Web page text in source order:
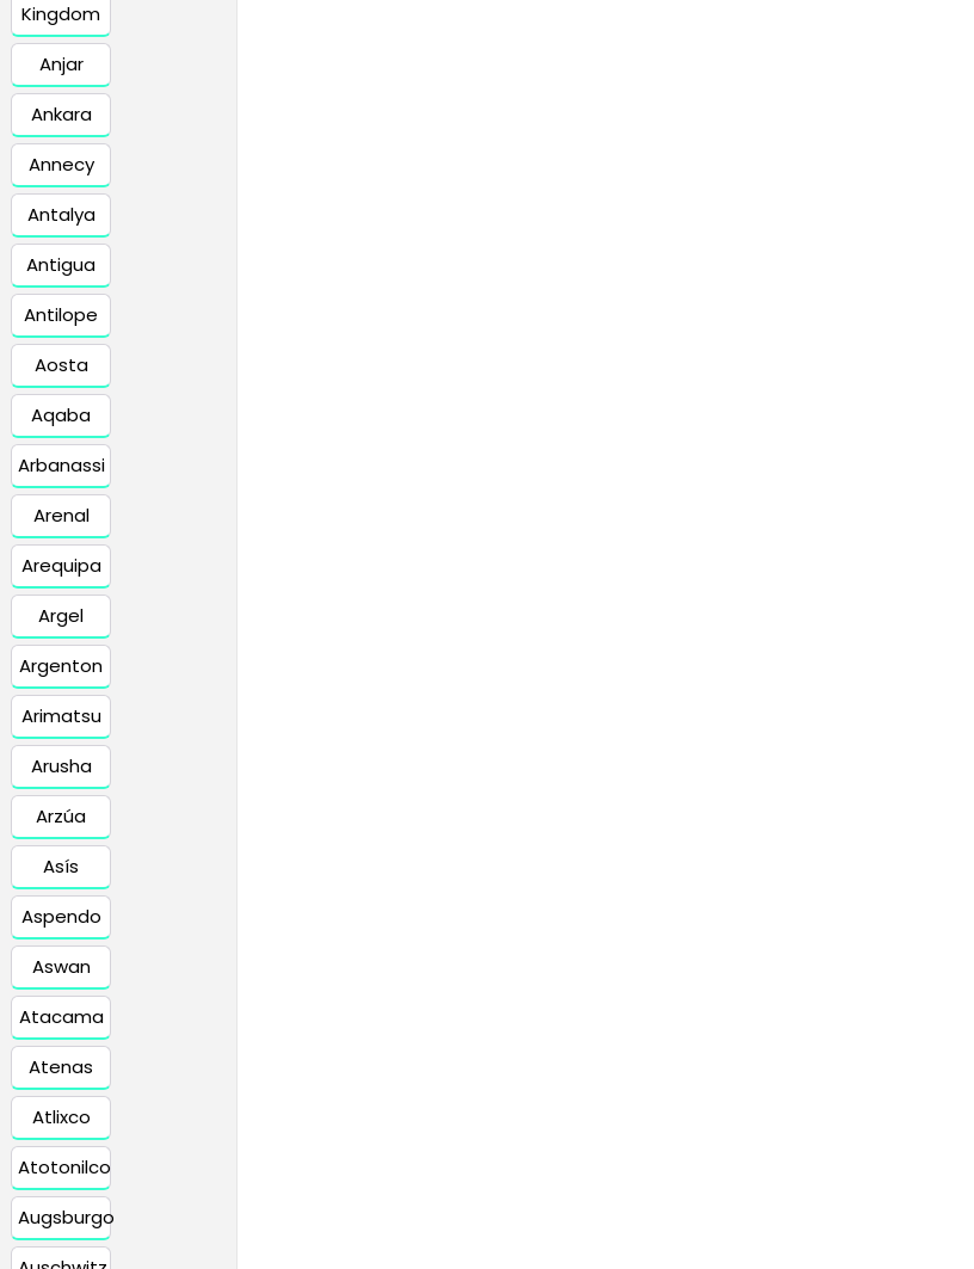
Kingdom
Anjar
Ankara
Annecy
Antalya
Antigua
Antilope
Aosta
Aqaba
Arbanassi
Arenal
Arequipa
Argel
Argenton
Arimatsu
Arusha
Arzúa
Asís
Aspendo
Aswan
Atacama
Atenas
Atlixco
Atotonilco
Augsburgo